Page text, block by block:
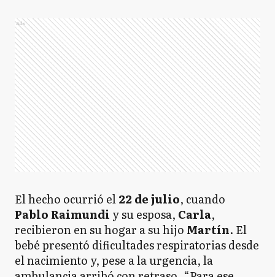
Ads
El hecho ocurrió el22 de julio, cuando
Pablo Raimundi y su esposa, Carla,
recibieron en su hogar a su hijo Martín. El
bebé presentó dificultades respiratorias desde
el nacimiento y, pese a la urgencia, la